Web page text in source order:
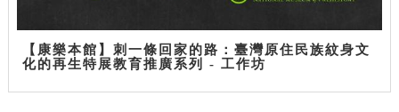
【康樂本館】刺一條回家的路：臺灣原住民族紋身文
化的再生特展教育推廣系列 - 工作坊